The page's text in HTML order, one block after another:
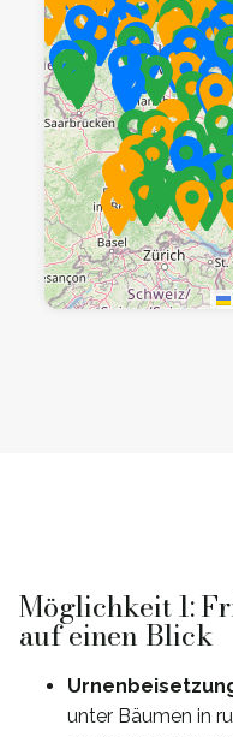
Möglichkeit 1:
auf einen Blick
unter Bäumen in